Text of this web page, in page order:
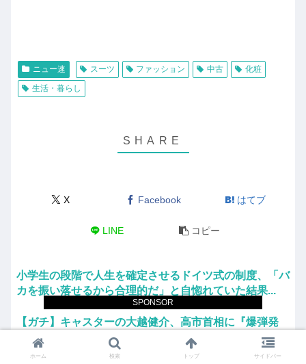
SPONSOR
ニュー速 スーツ ファッション 中古
化粧
生活・暮らし
X Facebook はてブ
LINE コピー
小学生の段階で人生を確定させるドイツ式の制度、「バ
カを振い落せるから合理的だ」と自惚れていた結果...
【ガチ】キャスターの大越健介、高市首相に『爆弾発
言』をしてしまう！！！！！
ホーム 検索 トップ サイドバー